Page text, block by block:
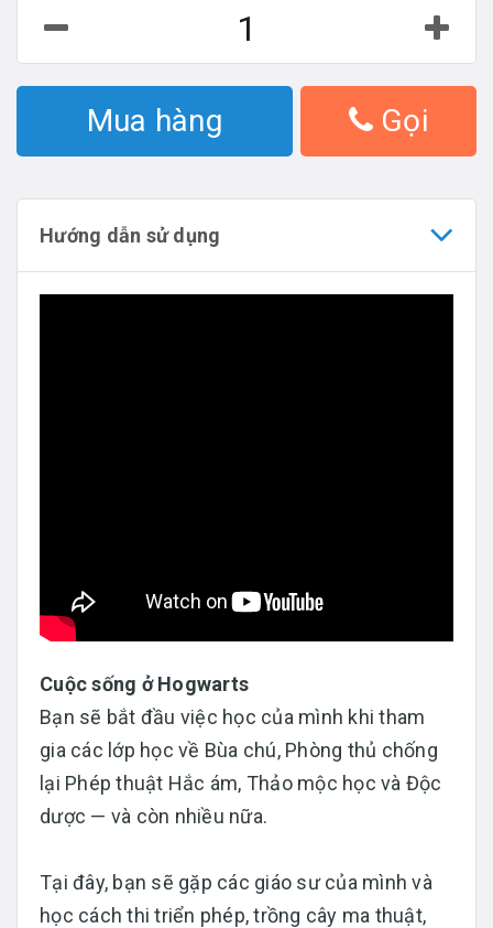
Mua hàng Gọi
Hướng dẫn sử dụng
Cuộc sống ở Hogwarts
Bạn sẽ bắt đầu việc học của mình khi tham
gia các lớp học về Bùa chú, Phòng thủ chống
lại Phép thuật Hắc ám, Thảo mộc học và Độc
dược — và còn nhiều nữa.
Tại đây, bạn sẽ gặp các giáo sư của mình và
học cách thi triển phép, trồng cây ma thuật,